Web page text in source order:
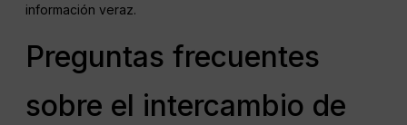
información veraz.
Preguntas frecuentes
sobre el intercambio de